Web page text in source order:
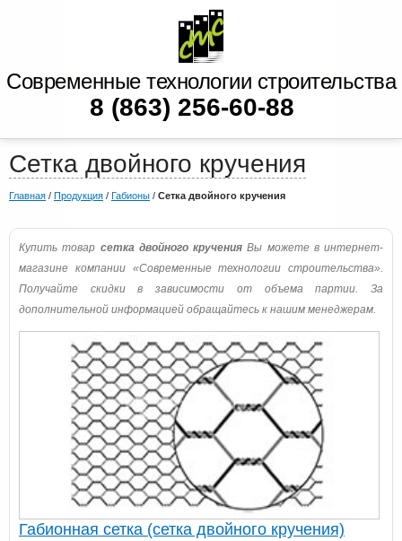
Современные технологии строительства
8 (863) 256-60-88
Сетка двойного кручения
Главная / Продукция / Габионы / Сетка двойного кручения
Купить товар сетка двойного кручения Вы можете в интернет-
магазине компании «Современные технологии строительства».
Получайте скидки в зависимости от объема партии. За
дополнительной информацией обращайтесь к нашим менеджерам.
Габионная сетка (сетка двойного кручения)